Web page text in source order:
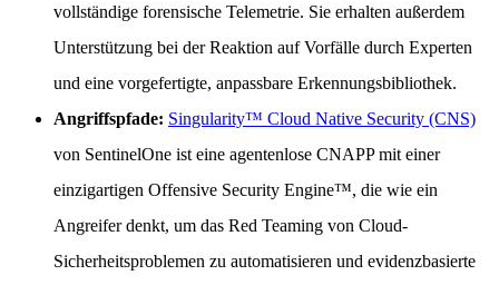
vollständige forensische Telemetrie. Sie erhalten außerdem
Unterstützung bei der Reaktion auf Vorfälle durch Experten
und eine vorgefertigte, anpassbare Erkennungsbibliothek.
Angriffspfade: Singularity™ Cloud Native Security (CNS)
von SentinelOne ist eine agentenlose CNAPP mit einer
einzigartigen Offensive Security Engine™, die wie ein
Angreifer denkt, um das Red Teaming von Cloud-
Sicherheitsproblemen zu automatisieren und evidenzbasierte